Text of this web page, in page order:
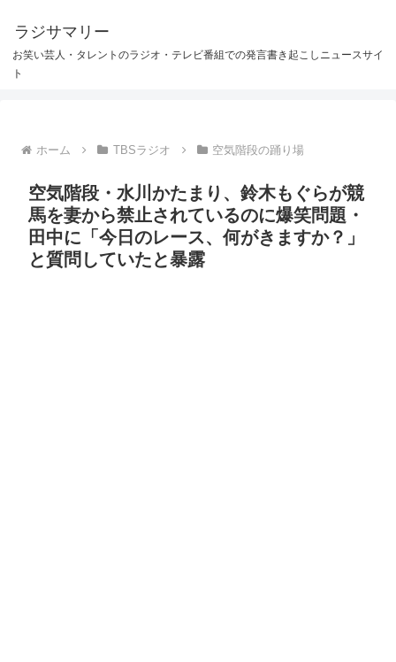
ラジサマリー
お笑い芸人・タレントのラジオ・テレビ番組での発言書き起こしニュースサイ
ト
ホーム TBSラジオ 空気階段の踊り場
空気階段・水川かたまり、鈴木もぐらが競
馬を妻から禁止されているのに爆笑問題・
田中に「今日のレース、何がきますか？」
と質問していたと暴露